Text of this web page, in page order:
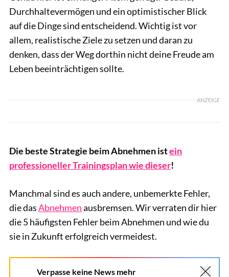
Durchhaltevermögen und ein optimistischer Blick
auf die Dinge sind entscheidend. Wichtig ist vor
allem, realistische Ziele zu setzen und daran zu
denken, dass der Weg dorthin nicht deine Freude am
Leben beeinträchtigen sollte.
ANZEIGE
Die beste Strategie beim Abnehmen istein
professioneller Trainingsplan wie dieser!
Manchmal sind es auch andere, unbemerkte Fehler,
die dasAbnehmenausbremsen. Wir verraten dir hier
die 5 häufigsten Fehler beim Abnehmen und wie du
sie in Zukunft erfolgreich vermeidest.
Verpasse keine News mehr